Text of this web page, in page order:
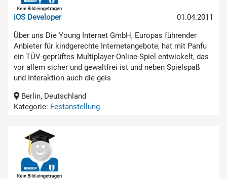
01.04.2011
iOS Developer
Über uns Die Young Internet GmbH, Europas führender
Anbieter für kindgerechte Internetangebote, hat mit Panfu
ein TÜV-geprüftes Multiplayer-Online-Spiel entwickelt, das
vor allem sicher und gewaltfrei ist und neben Spielspaß
und Interaktion auch die geis
Berlin, Deutschland
Kategorie: Festanstellung